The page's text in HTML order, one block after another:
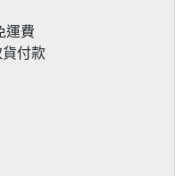
運費
付款